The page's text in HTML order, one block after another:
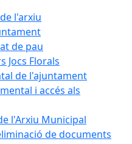
l'arxiu
de pau
Jocs Florals
de l'ajuntament
i accés als
l'Arxiu Municipal
de documents